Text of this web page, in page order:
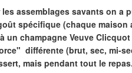
assemblages savants on a
spécifique (chaque maison
un champagne Veuve
différente (brut, sec, mi-
mais pendant tout le